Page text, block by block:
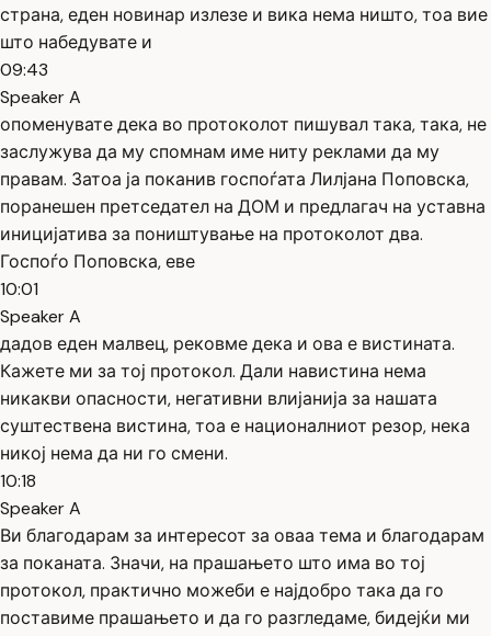
страна, еден новинар излезе и вика нема ништо, тоа вие
што набедувате и
09:43
Speaker A
опоменувате дека во протоколот пишувал така, така, не
заслужува да му спомнам име ниту реклами да му
правам. Затоа ја поканив госпоѓата Лилјана Поповска,
поранешен претседател на ДОМ и предлагач на уставна
иницијатива за поништување на протоколот два.
Госпоѓо Поповска, еве
10:01
Speaker A
дадов еден малвец, рековме дека и ова е вистината.
Кажете ми за тој протокол. Дали навистина нема
никакви опасности, негативни влијанија за нашата
суштествена вистина, тоа е националниот резор, нека
никој нема да ни го смени.
10:18
Speaker A
Ви благодарам за интересот за оваа тема и благодарам
за поканата. Значи, на прашањето што има во тој
протокол, практично можеби е најдобро така да го
поставиме прашањето и да го разгледаме, бидејќи ми